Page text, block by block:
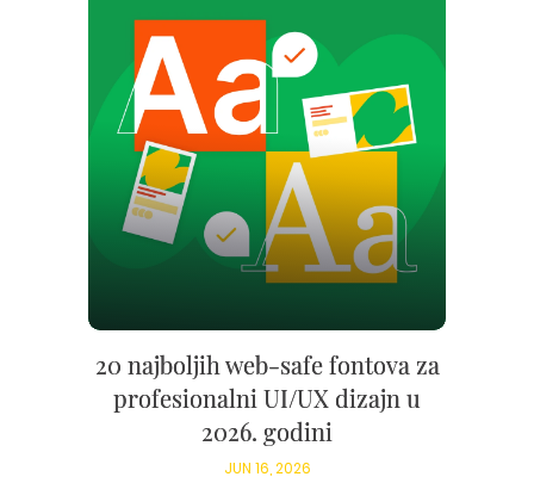
20 najboljih web-safe fontova za
profesionalni UI/UX dizajn u
2026. godini
JUN 16, 2026